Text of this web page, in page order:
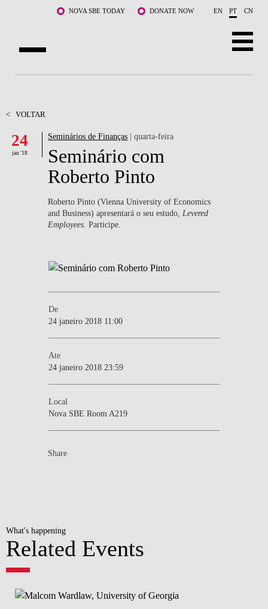
Saltar para o conteúdo principalNOVA SBE TODAY DONATE NOW EN PT CN
DOCENTES E INVESTIGAÇÃO
COMUNIDADE
WHAT'S HAPPENING
< VOLTAR
24
jan '18
Seminários de Finanças | quarta-feira
Seminário com
Roberto Pinto
Roberto Pinto (Vienna University of Economics
and Business) apresentará o seu estudo, Levered
Employees . Participe.
De
24 janeiro 2018 11:00
Ate
24 janeiro 2018 23:59
Local
Nova SBE Room A219
Share
What's happening
Related Events